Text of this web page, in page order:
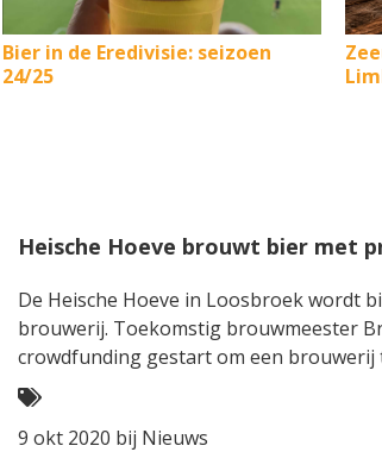
Bier in de Eredivisie: seizoen
24/25
Heische Hoeve brouwt bier met
De Heische Hoeve in Loosbroek wordt
brouwerij. Toekomstig brouwmeester
crowdfunding gestart om een brouwerij
9 okt 2020 bij Nieuws